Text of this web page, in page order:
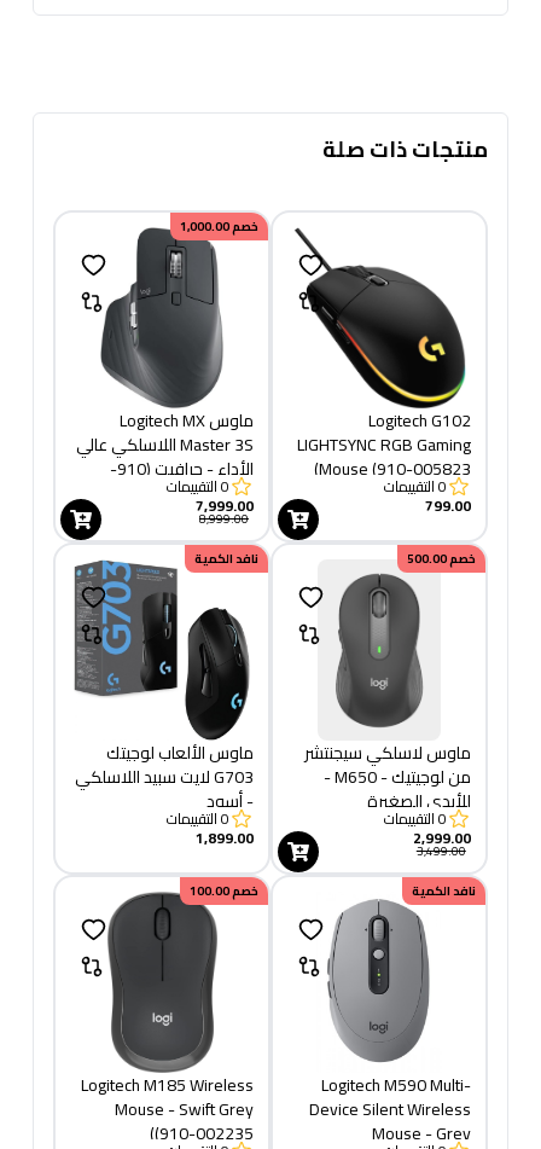
منتجات ذات صلة
Logitech G102
LIGHTSYNC RGB Gaming
Mouse (910-005823)
0التقييمات
799.00
خصم1,000.00
ماوس Logitech MX
Master 3S اللاسلكي عالي
الأداء - جرافيت (910-
006559)
0التقييمات
7,999.00
8,999.00
خصم500.00
ماوس لاسلكي سيجنتشر
من لوجيتيك - M650 -
للأيدي الصغيرة
والمتوسطة الحجم، بطارية
تدوم لعامين، نقرات صامتة،
ازرار جانبية قابلة للتخصيص،
بلوتوث - بلون جرافيتي
0التقييمات
2,999.00
3,499.00
نافد الكمية
ماوس الألعاب لوجيتك
G703 لايت سبيد اللاسلكي
- أسود
0التقييمات
1,899.00
نافد الكمية
Logitech M590 Multi-
Device Silent Wireless
Mouse - Grey
خصم100.00
Logitech M185 Wireless
Mouse - Swift Grey
(910-002235)